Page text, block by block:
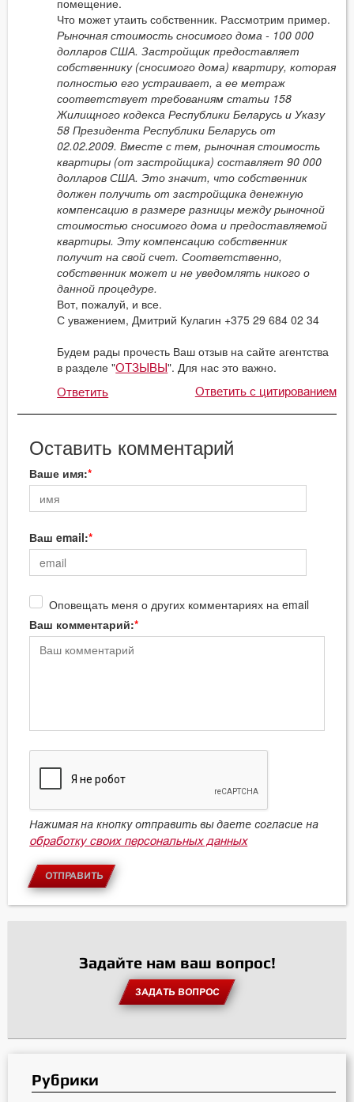
помещение.
Что может утаить собственник. Рассмотрим пример.
Рыночная стоимость сносимого дома - 100 000
долларов США. Застройщик предоставляет
собственнику (сносимого дома) квартиру, которая
полностью его устраивает, а ее метраж
соответствует требованиям статьи 158
Жилищного кодекса Республики Беларусь и Указу
58 Президента Республики Беларусь от
02.02.2009. Вместе с тем, рыночная стоимость
квартиры (от застройщика) составляет 90 000
долларов США. Это значит, что собственник
должен получить от застройщика денежную
компенсацию в размере разницы между рыночной
стоимостью сносимого дома и предоставляемой
квартиры. Эту компенсацию собственник
получит на свой счет. Соответственно,
собственник может и не уведомлять никого о
данной процедуре.
Вот, пожалуй, и все.
С уважением, Дмитрий Кулагин +375 29 684 02 34
Будем рады прочесть Ваш отзыв на сайте агентства
в разделе "ОТЗЫВЫ". Для нас это важно.
Ответить Ответить с цитированием
Оставить комментарий
Ваше имя:
Ваш email:
Оповещать меня о других комментариях на email
Ваш комментарий:
Нажимая на кнопку отправить вы даете согласие на
обработку своих персональных данных
ОТПРАВИТЬ
Задайте нам ваш вопрос!
ЗАДАТЬ ВОПРОС
Рубрики